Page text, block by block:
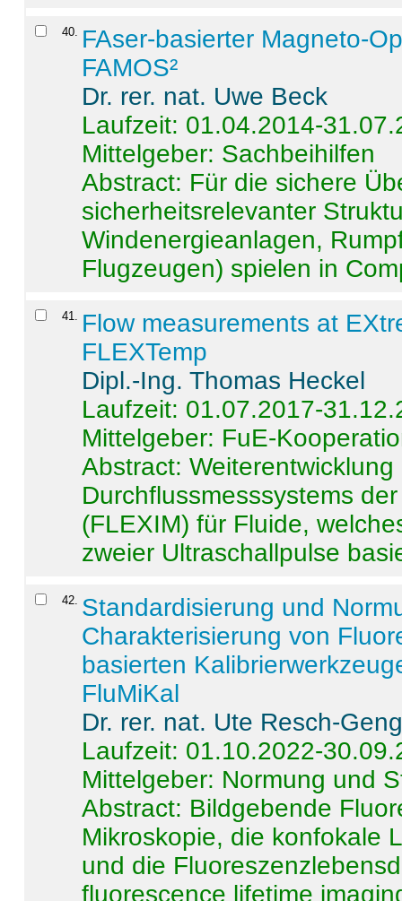
40. FAser-basierter Magneto-
FAMOS²
Dr. rer. nat. Uwe Beck
Laufzeit: 01.04.2014-
Mittelgeber: Sachbeihilfen
Abstract: Für die sichere
sicherheitsrelevanter
Windenergieanlagen,
Flugzeugen) spielen in
41. Flow measurements at
FLEXTemp
Dipl.-Ing. Thomas Heckel
Laufzeit: 01.07.2017-
Mittelgeber: FuE-
Abstract:
Durchflussmesssystems
(FLEXIM) für Fluide,
zweier Ultraschallpulse
42. Standardisierung und
Charakterisierung von
basierten
FluMiKal
Dr. rer. nat. Ute Resch-
Laufzeit: 01.10.2022-
Mittelgeber: Normung und
Abstract: Bildgebende
Mikroskopie, die konfokale
und die
fluorescence lifetime